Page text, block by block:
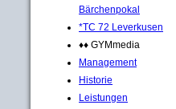
Bärchenpokal
*TC 72 Leverkusen
♦♦ GYMmedia
Management
Historie
Leistungen